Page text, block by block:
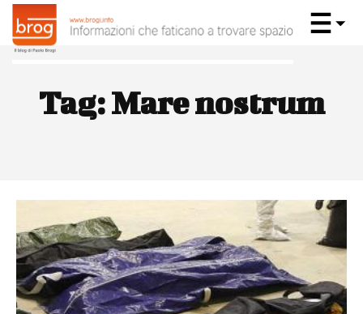
Tag:Mare nostrum